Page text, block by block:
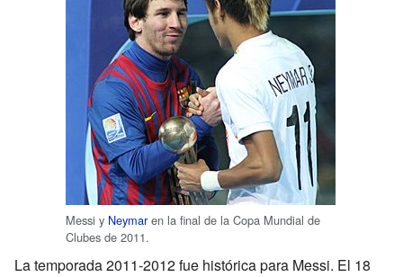
Messi y Neymaren la final de la Copa Mundial de
Clubes de 2011.
La temporada 2011-2012 fue histórica para Messi. El 18